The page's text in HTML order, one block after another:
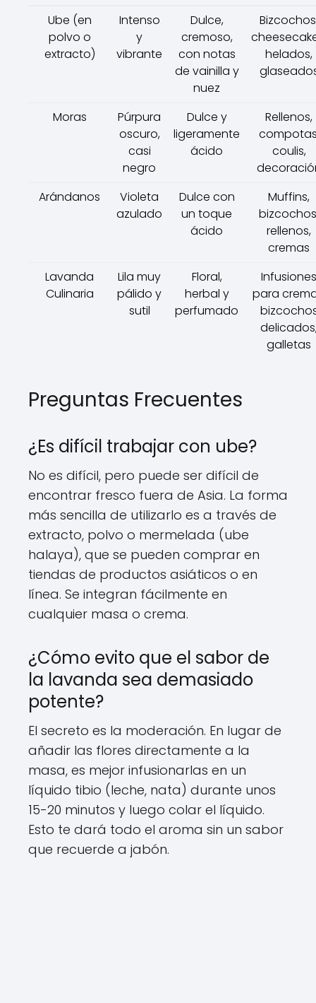
Ube (en
polvo o
extracto)
Intenso
y
vibrante
Dulce,
cremoso,
con notas
de vainilla y
nuez
helados,
Moras
Púrpura
oscuro,
casi
negro
Dulce y
ligeramente
ácido
Rellenos,
coulis,
Arándanos
Violeta
azulado
Dulce con
un toque
ácido
Muffins,
rellenos,
cremas
Lavanda
Culinaria
Lila muy
pálido y
sutil
Floral,
herbal y
perfumado
Infusiones
para
galletas
Preguntas Frecuentes
¿Es difícil trabajar con ube?
No es difícil, pero puede ser difícil de
encontrar fresco fuera de Asia. La forma
más sencilla de utilizarlo es a través de
extracto, polvo o mermelada (ube
halaya), que se pueden comprar en
tiendas de productos asiáticos o en
línea. Se integran fácilmente en
cualquier masa o crema.
¿Cómo evito que el sabor de
la lavanda sea demasiado
potente?
El secreto es la moderación. En lugar de
añadir las flores directamente a la
masa, es mejor infusionarlas en un
líquido tibio (leche, nata) durante unos
15-20 minutos y luego colar el líquido.
Esto te dará todo el aroma sin un sabor
que recuerde a jabón.